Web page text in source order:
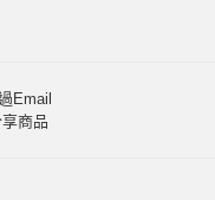
Email
商品